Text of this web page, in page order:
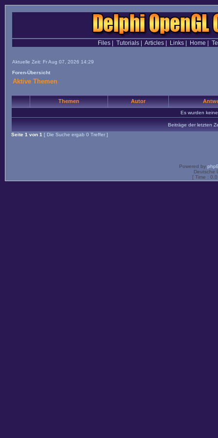
Files| Tutorials| Articles| Links| Home
Aktuelle Zeit: Fr Aug 07, 2026 14:29
Foren-Übersicht
Aktive Themen
Themen Autor
Es wurden
Beiträge der letzten
Seite 1 von 1 [ Die Suche ergab 0 Treffer ]
Powered by
Deutsche
[ Time :